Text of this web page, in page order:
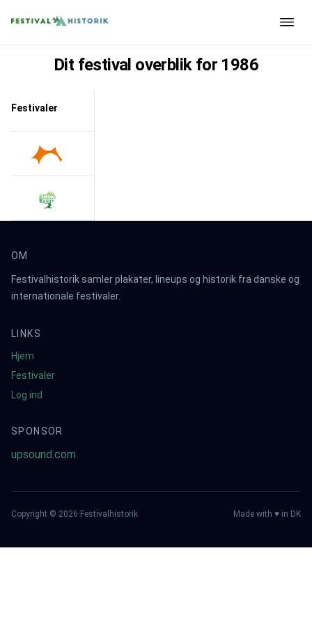
Dit festival overblik for 1986
Festivaler
OM
Festivalhistorik samler plakater, lineups og historik fra danske og
internationale festivaler.
LINKS
Hjem
Festivaler
Log ind
SPONSOR
upsound.com
Copyright © 2026 Festivalhistorik Made with ♥ in DK